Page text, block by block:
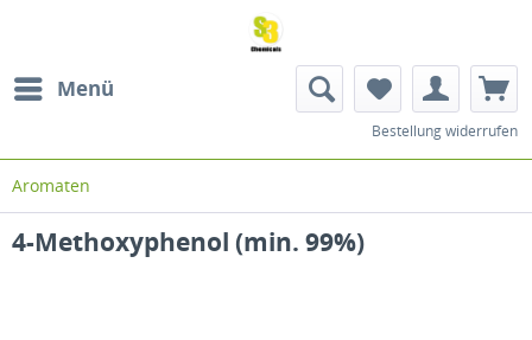
Menü
Bestellung widerrufen
Aromaten
4-Methoxyphenol (min. 99%)